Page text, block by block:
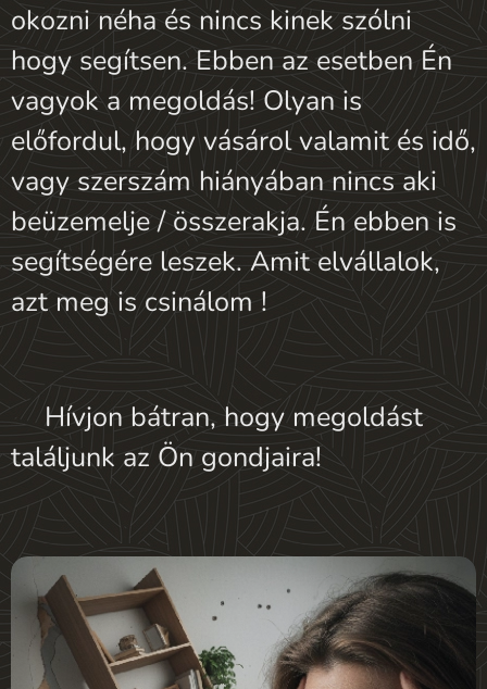
okozni néha és nincs kinek szólni
hogy segítsen. Ebben az esetben Én
vagyok a megoldás! Olyan is
előfordul, hogy vásárol valamit és idő,
vagy szerszám hiányában nincs aki
beüzemelje / összerakja. Én ebben is
segítségére leszek. Amit elvállalok,
azt meg is csinálom !✌👨‍🔧
☎Hívjon bátran, hogy megoldást
találjunk az Ön gondjaira!